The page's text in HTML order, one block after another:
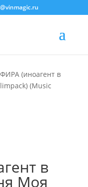
(иноагент в
(Music
в
Моя